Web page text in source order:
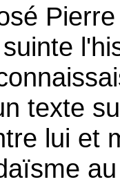
texte
lui et